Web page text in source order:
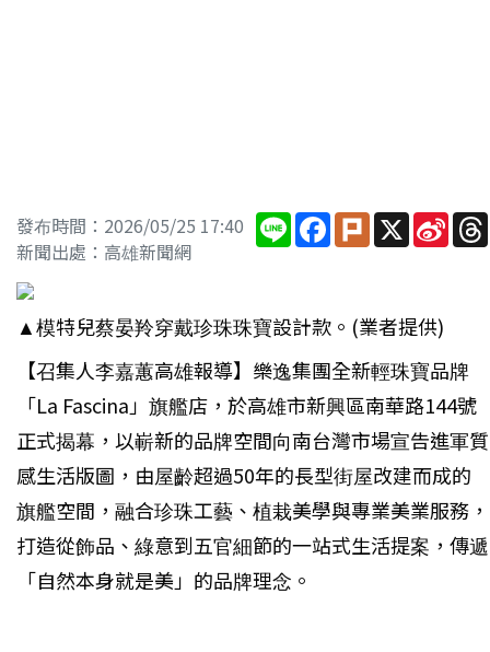
發布時間：2026/05/25 17:40
新聞出處：高雄新聞網
Line Facebook
PlurkX Sina
▲模特兒蔡晏羚穿戴珍珠珠寶設計款。(業者提供)
【召集人李嘉蕙高雄報導】樂逸集團全新輕珠寶品牌
「La Fascina」旗艦店，於高雄市新興區南華路144號
正式揭幕，以嶄新的品牌空間向南台灣市場宣告進軍質
感生活版圖，由屋齡超過50年的長型街屋改建而成的
旗艦空間，融合珍珠工藝、植栽美學與專業美業服務，
打造從飾品、綠意到五官細節的一站式生活提案，傳遞
「自然本身就是美」的品牌理念。